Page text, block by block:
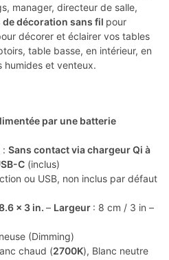
manager, directeur de salle,
de décoration sans fil pour
décorer et éclairer vos tables
table basse, en intérieur, en
humides et venteux.
par une batterie
: Sans contact via chargeur Qi à
C (inclus)
ou USB, non inclus par défaut
x 3 in. – Largeur : 8 cm / 3 in –
(Dimming)
chaud (2700K), Blanc neutre